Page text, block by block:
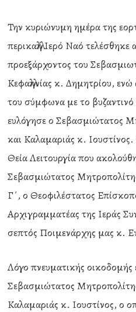
Την κυριώνυμη ημέρα της
περικαλλή Ιερό Ναό
προεξάρχοντος του
Κεφαλληνίας κ. Δημητρίου,
του σύμφωνα με το
ευλόγησε ο Σεβασμιώτατος
και Καλαμαριάς κ.
Θεία Λειτουργία που
Σεβασμιώτατος
Γ΄, ο Θεοφιλέστατος
Αρχιγραμματέας της Ιεράς
σεπτός Ποιμενάρχης μας κ.
Λόγο πνευματικής
Σεβασμιώτατος
Καλαμαριάς κ. Ιουστίνος, ο